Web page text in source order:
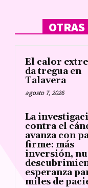
El calor
da tregua en
Talavera
agosto 7, 2026
La
contra el
avanza con
firme: más
inversión,
esperanza
miles de